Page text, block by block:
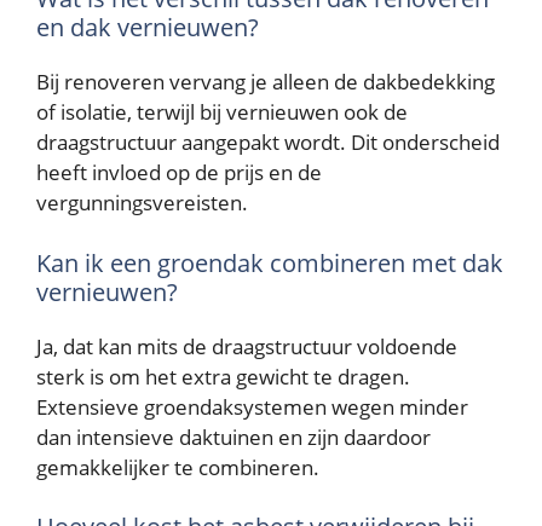
en dak vernieuwen?
Bij renoveren vervang je alleen de dakbedekking
of isolatie, terwijl bij vernieuwen ook de
draagstructuur aangepakt wordt. Dit onderscheid
heeft invloed op de prijs en de
vergunningsvereisten.
Kan ik een groendak combineren met dak
vernieuwen?
Ja, dat kan mits de draagstructuur voldoende
sterk is om het extra gewicht te dragen.
Extensieve groendaksystemen wegen minder
dan intensieve daktuinen en zijn daardoor
gemakkelijker te combineren.